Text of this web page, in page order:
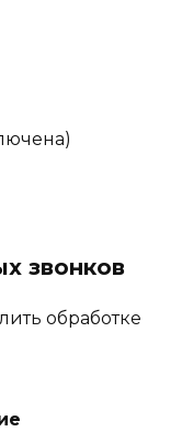
звонков
обработке